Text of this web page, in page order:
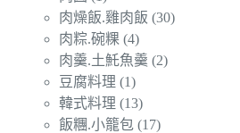
肉燥飯.雞肉飯 (30)
肉粽.碗粿 (4)
肉羹.土魠魚羹 (2)
豆腐料理 (1)
韓式料理 (13)
飯糰.小籠包 (17)